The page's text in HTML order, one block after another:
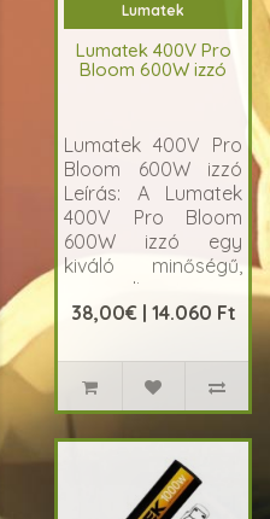
Lumatek
Lumatek 400V Pro
Bloom 600W izzó
Lumatek 400V Pro
Bloom 600W izzó
Leírás: A Lumatek
400V Pro Bloom
600W izzó egy
kiváló minőségű,
nagy teljes..
38,00€ | 14.060 Ft